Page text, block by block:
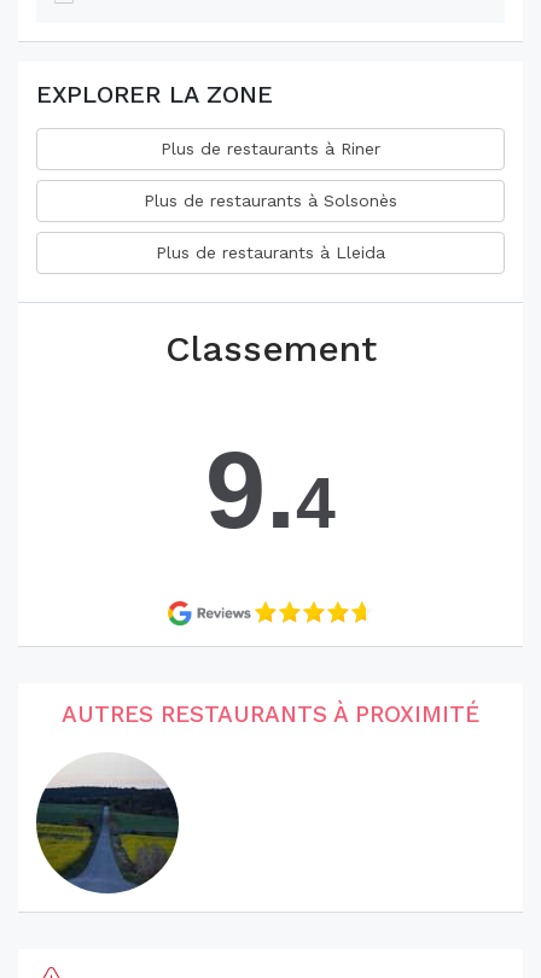
EXPLORER LA ZONE
Plus de restaurants à Riner
Plus de restaurants à Solsonès
Plus de restaurants à Lleida
Classement
9.4
AUTRES RESTAURANTS À PROXIMITÉ